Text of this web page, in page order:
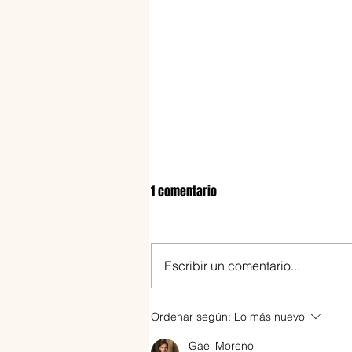
Cynar Julep, el trago de la
1 comentario
Escribir un comentario...
Ordenar según: Lo más nuevo
Gael Moreno